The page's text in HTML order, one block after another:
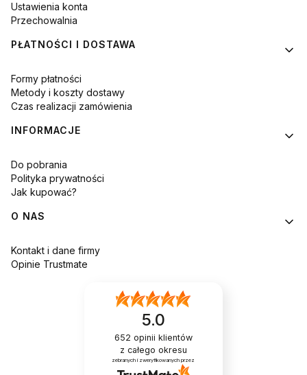
Ustawienia konta
Przechowalnia
PŁATNOŚCI I DOSTAWA
Formy płatności
Metody i koszty dostawy
Czas realizacji zamówienia
INFORMACJE
Do pobrania
Polityka prywatności
Jak kupować?
O NAS
Kontakt i dane firmy
Opinie Trustmate
5.0
652 opinii klientów
z całego okresu
zebranych i zweryfikowanych przez